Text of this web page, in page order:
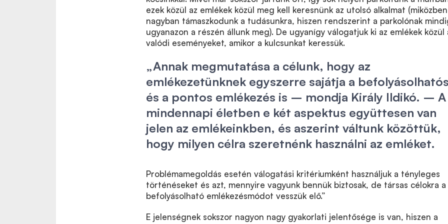
ezek közül az emlékek közül meg kell keresnünk az utolsó alkalmat (miközben
nagyban támaszkodunk a tudásunkra, hiszen rendszerint a parkolónak
ugyanazon a részén állunk meg). De ugyanígy válogatjuk ki az emlékek közül
valódi eseményeket, amikor a kulcsunkat keressük.
„Annak megmutatása a célunk, hogy az
emlékezetünknek egyszerre sajátja a
és a pontos emlékezés is – mondja Király Ildikó. – A
mindennapi életben e két aspektus együttesen van
jelen az emlékeinkben, és aszerint váltunk közöttük,
hogy milyen célra szeretnénk használni az emléket.
Problémamegoldás esetén válogatási kritériumként használjuk a tényleges
történéseket és azt, mennyire vagyunk bennük biztosak, de társas célokra a
befolyásolható emlékezésmódot vesszük elő.”
E jelenségnek sokszor nagyon nagy gyakorlati jelentősége is van, hiszen a